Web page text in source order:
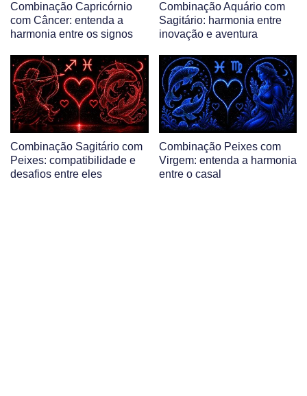
Combinação Capricórnio
com Câncer: entenda a
harmonia entre os signos
Combinação Aquário com
Sagitário: harmonia entre
inovação e aventura
Combinação Sagitário com
Peixes: compatibilidade e
desafios entre eles
Combinação Peixes com
Virgem: entenda a harmonia
entre o casal